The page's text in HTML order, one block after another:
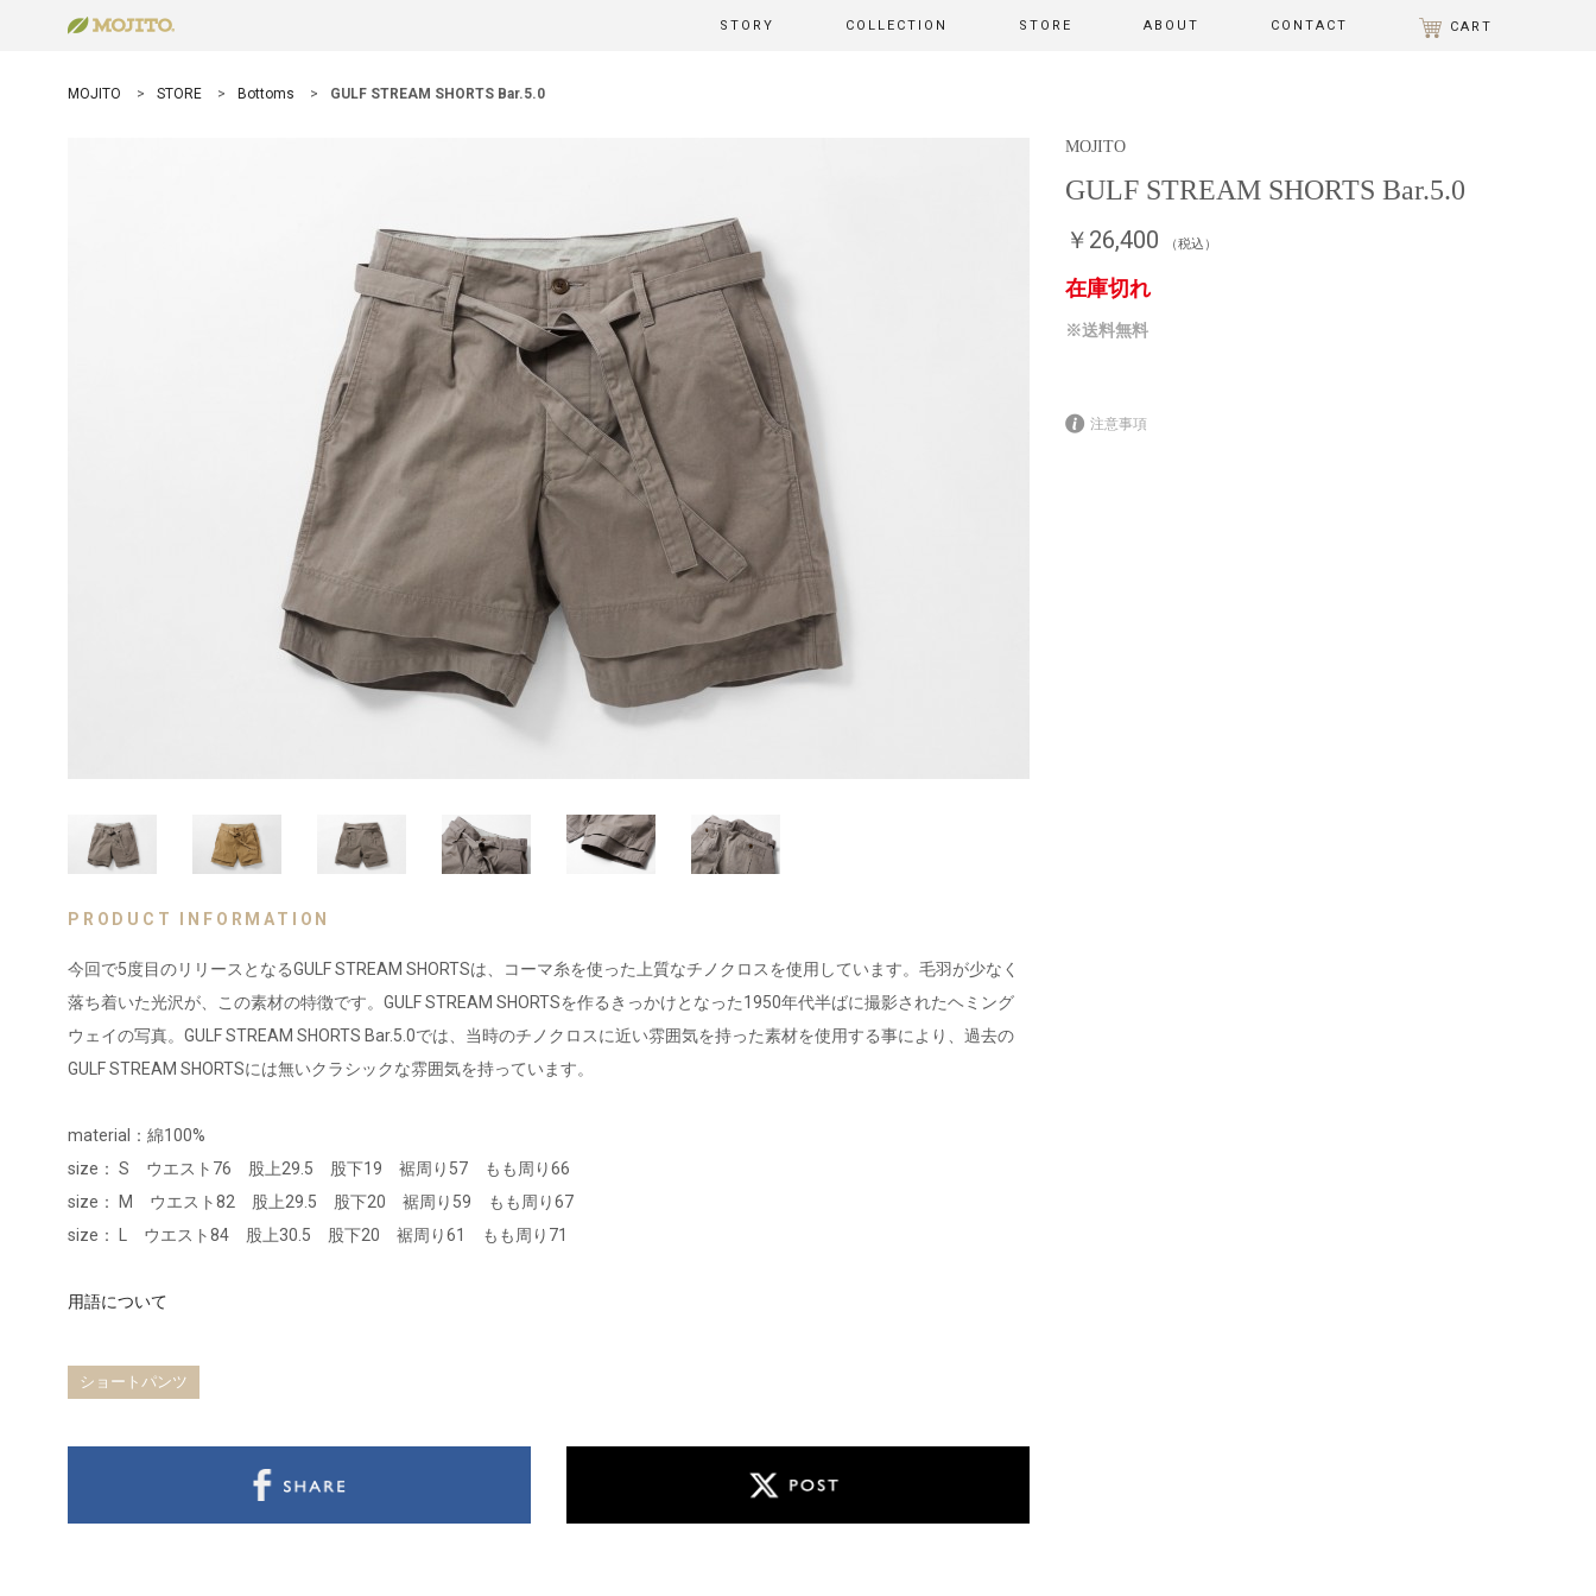
STORY COLLECTION STORE ABOUT CONTACT CART
MOJITO STORE Bottoms GULF STREAM SHORTS Bar.5.0
MOJITO
GULF STREAM SHORTS Bar.5.0
￥26,400 （税込）
在庫切れ
※送料無料
注意事項
PRODUCT INFORMATION
今回で5度目のリリースとなるGULF STREAM SHORTSは、コーマ糸を使った上質なチノクロスを使用しています。毛羽が少なく
落ち着いた光沢が、この素材の特徴です。GULF STREAM SHORTSを作るきっかけとなった1950年代半ばに撮影されたヘミング
ウェイの写真。GULF STREAM SHORTS Bar.5.0では、当時のチノクロスに近い雰囲気を持った素材を使用する事により、過去の
GULF STREAM SHORTSには無いクラシックな雰囲気を持っています。
material：綿100%
size： S ウエスト76 股上29.5 股下19 裾周り57 もも周り66
size： M ウエスト82 股上29.5 股下20 裾周り59 もも周り67
size： L ウエスト84 股上30.5 股下20 裾周り61 もも周り71
用語について
ショートパンツ